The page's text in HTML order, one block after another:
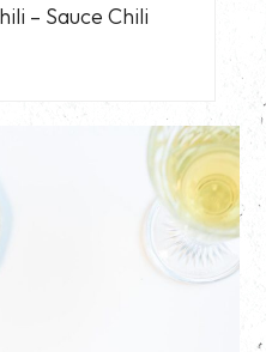
– Sauce Chili